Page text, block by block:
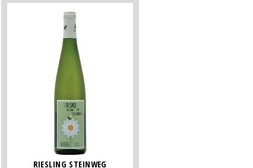
RIESLING STEINWEG